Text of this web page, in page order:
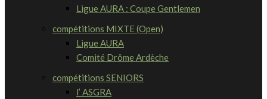
Ligue AURA : Coupe Gentlemen
compétitions MIXTE (Open)
Ligue AURA
Comité Drôme Ardèche
compétitions SENIORS
l’ ASGRA